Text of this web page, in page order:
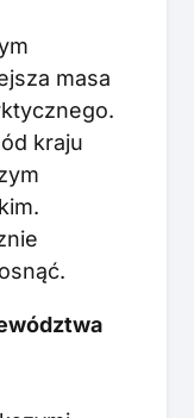
masa
kraju